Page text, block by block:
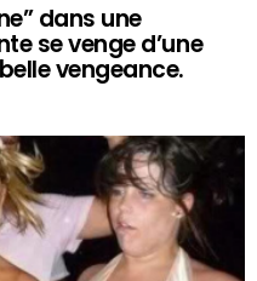
dans une
se venge d’une
vengeance.